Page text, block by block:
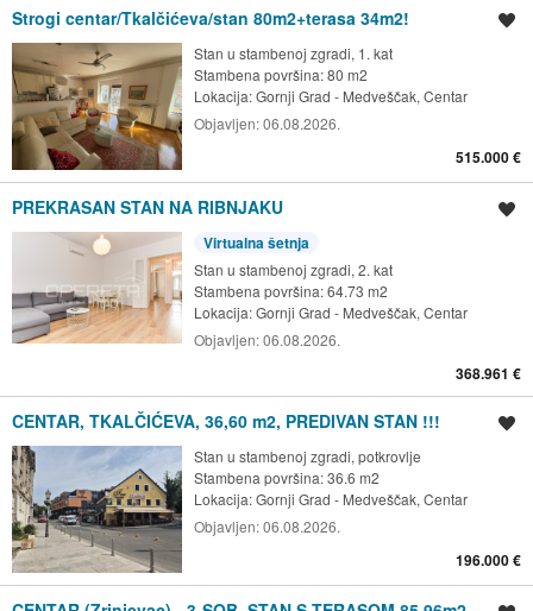
Strogi centar/Tkalčićeva/stan 80m2+terasa 34m2!
Stan u stambenoj zgradi, 1. kat
Stambena površina: 80 m2
Lokacija:Gornji Grad - Medveščak, Centar
Objavljen:06.08.2026.
515.000 €
PREKRASAN STAN NA RIBNJAKU
Virtualna šetnja
Stan u stambenoj zgradi, 2. kat
Stambena površina: 64.73 m2
Lokacija:Gornji Grad - Medveščak, Centar
Objavljen:06.08.2026.
368.961 €
CENTAR, TKALČIĆEVA, 36,60 m2, PREDIVAN STAN !!!
Stan u stambenoj zgradi, potkrovlje
Stambena površina: 36.6 m2
Lokacija:Gornji Grad - Medveščak, Centar
Objavljen:06.08.2026.
196.000 €